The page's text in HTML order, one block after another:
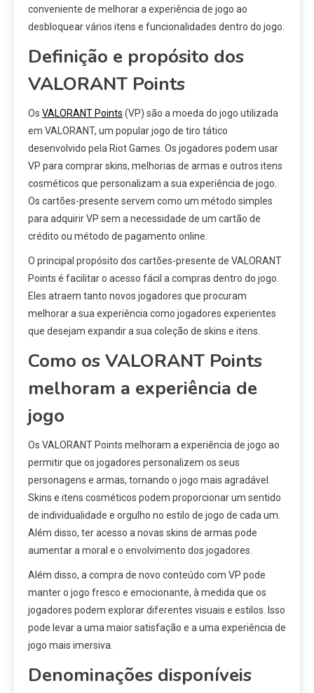
conveniente de melhorar a experiência de jogo ao
desbloquear vários itens e funcionalidades dentro do jogo.
Definição e propósito dos
VALORANT Points
Os VALORANT Points (VP) são a moeda do jogo utilizada
em VALORANT, um popular jogo de tiro tático
desenvolvido pela Riot Games. Os jogadores podem usar
VP para comprar skins, melhorias de armas e outros itens
cosméticos que personalizam a sua experiência de jogo.
Os cartões-presente servem como um método simples
para adquirir VP sem a necessidade de um cartão de
crédito ou método de pagamento online.
O principal propósito dos cartões-presente de VALORANT
Points é facilitar o acesso fácil a compras dentro do jogo.
Eles atraem tanto novos jogadores que procuram
melhorar a sua experiência como jogadores experientes
que desejam expandir a sua coleção de skins e itens.
Como os VALORANT Points
melhoram a experiência de
jogo
Os VALORANT Points melhoram a experiência de jogo ao
permitir que os jogadores personalizem os seus
personagens e armas, tornando o jogo mais agradável.
Skins e itens cosméticos podem proporcionar um sentido
de individualidade e orgulho no estilo de jogo de cada um.
Além disso, ter acesso a novas skins de armas pode
aumentar a moral e o envolvimento dos jogadores.
Além disso, a compra de novo conteúdo com VP pode
manter o jogo fresco e emocionante, à medida que os
jogadores podem explorar diferentes visuais e estilos. Isso
pode levar a uma maior satisfação e a uma experiência de
jogo mais imersiva.
Denominações disponíveis